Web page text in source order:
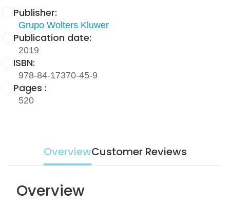
Publisher:
Grupo Wolters Kluwer
Publication date:
2019
ISBN:
978-84-17370-45-9
Pages :
520
OverviewCustomer Reviews
Overview